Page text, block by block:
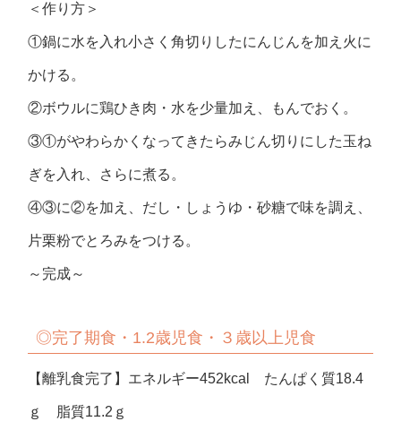
＜作り方＞
①鍋に水を入れ小さく角切りしたにんじんを加え火に
かける。
②ボウルに鶏ひき肉・水を少量加え、もんでおく。
③①がやわらかくなってきたらみじん切りにした玉ね
ぎを入れ、さらに煮る。
④③に②を加え、だし・しょうゆ・砂糖で味を調え、
片栗粉でとろみをつける。
～完成～
◎完了期食・1.2歳児食・３歳以上児食
【離乳食完了】エネルギー452kcal たんぱく質18.4
ｇ 脂質11.2ｇ